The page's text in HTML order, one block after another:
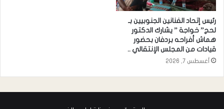
رئيس إتحاد الفنانين الجنوبيين بـ
لحج” خواجة ” يشارك الدكتور
هماش أفراحه بردفان بحضور
قيادات من المجلس الإنتقالي ..
أغسطس 7, 2026